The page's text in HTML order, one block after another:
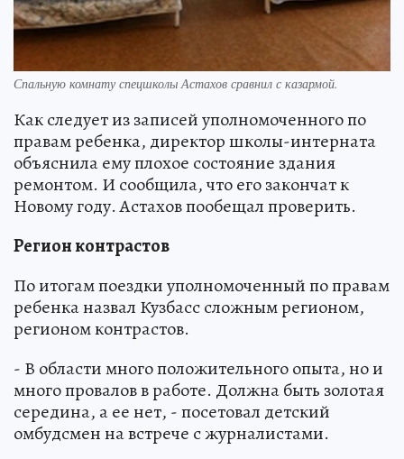
Спальную комнату спецшколы Астахов сравнил с казармой.
Как следует из записей уполномоченного по
правам ребенка, директор школы-интерната
объяснила ему плохое состояние здания
ремонтом. И сообщила, что его закончат к
Новому году. Астахов пообещал проверить.
Регион контрастов
По итогам поездки уполномоченный по правам
ребенка назвал Кузбасс сложным регионом,
регионом контрастов.
- В области много положительного опыта, но и
много провалов в работе. Должна быть золотая
середина, а ее нет, - посетовал детский
омбудсмен на встрече с журналистами.